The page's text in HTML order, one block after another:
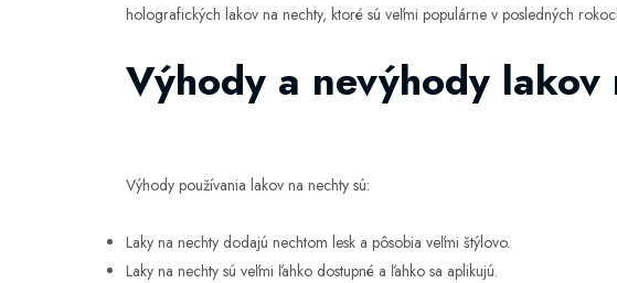
holografických lakov na nechty, ktoré sú veľmi populárne v posledných
Výhody a nevýhody lakov
Výhody používania lakov na nechty sú:
Laky na nechty dodajú nechtom lesk a pôsobia veľmi štýlovo.
Laky na nechty sú veľmi ľahko dostupné a ľahko sa aplikujú.